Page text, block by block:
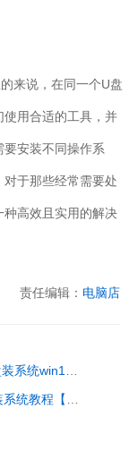
来说，在同一个U盘
使用合适的工具，并
安装不同操作系
于那些经常需要处
高效且实用的解决
责任编辑： 电脑店
win10步骤)
程【图示】